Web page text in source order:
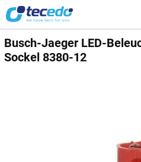
Busch-Jaeger LED-
Sockel 8380-12